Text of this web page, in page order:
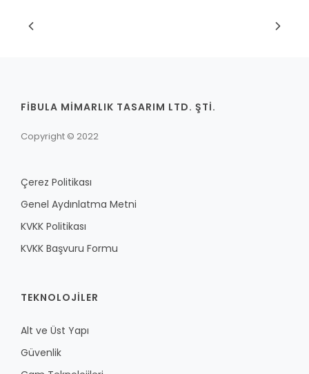
FİBULA MİMARLIK TASARIM LTD. ŞTİ.
Copyright © 2022
Çerez Politikası
Genel Aydınlatma Metni
KVKK Politikası
KVKK Başvuru Formu
TEKNOLOJILER
Alt ve Üst Yapı
Güvenlik